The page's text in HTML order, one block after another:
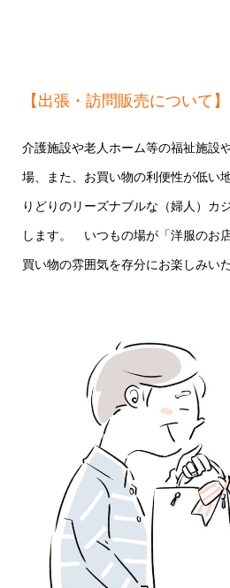
【出張・訪問販売について】
介護施設や老人ホーム等の福祉施設
場、また、お買い物の利便性が低い
りどりのリーズナブルな（婦人）カ
します。 いつもの場が「洋服のお
買い物の雰囲気を存分にお楽しみい